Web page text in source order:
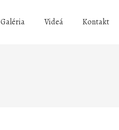
Galéria Videá Kontakt